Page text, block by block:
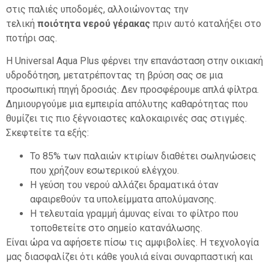
στις παλιές υποδομές, αλλοιώνοντας την
τελική ποιότητα νερού γέρακας πριν αυτό καταλήξει στο
ποτήρι σας.
Η Universal Aqua Plus φέρνει την επανάσταση στην οικιακή
υδροδότηση, μετατρέποντας τη βρύση σας σε μια
προσωπική πηγή δροσιάς. Δεν προσφέρουμε απλά φίλτρα.
Δημιουργούμε μια εμπειρία απόλυτης καθαρότητας που
θυμίζει τις πιο ξέγνοιαστες καλοκαιρινές σας στιγμές.
Σκεφτείτε τα εξής:
Το 85% των παλαιών κτιρίων διαθέτει σωληνώσεις
που χρήζουν εσωτερικού ελέγχου.
Η γεύση του νερού αλλάζει δραματικά όταν
αφαιρεθούν τα υπολείμματα απολύμανσης.
Η τελευταία γραμμή άμυνας είναι το φίλτρο που
τοποθετείτε στο σημείο κατανάλωσης.
Είναι ώρα να αφήσετε πίσω τις αμφιβολίες. Η τεχνολογία
μας διασφαλίζει ότι κάθε γουλιά είναι συναρπαστική και